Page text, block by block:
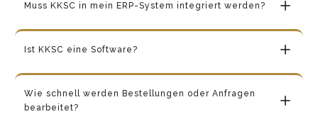
Muss KKSC in mein ERP-System integriert werden?
Ist KKSC eine Software?
Wie schnell werden Bestellungen oder Anfragen
bearbeitet?